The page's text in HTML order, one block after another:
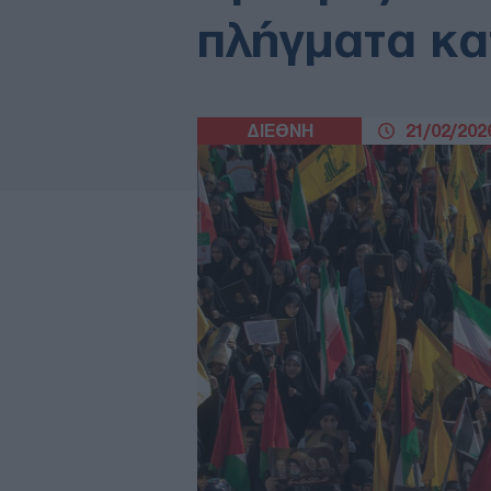
πλήγματα
ΔΙΕΘΝΗ 21/02/